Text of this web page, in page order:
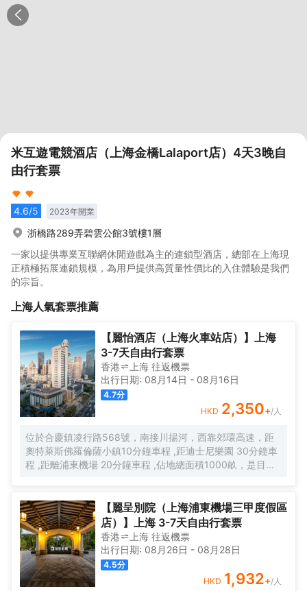
米互遊電競酒店（上海金橋Lalaport店）4天3晚自
由行套票
4.6/5 2023年開業
浙橋路289弄碧雲公館3號樓1層
一家以提供專業互聯網休閒遊戲為主的連鎖型酒店，總部在上海現
正積極拓展連鎖規模，為用戶提供高質量性價比的入住體驗是我們
的宗旨。
上海人氣套票推薦
【麗怡酒店（上海火車站店）】上海
3-7天自由行套票
香港 上海 往返機票
出行日期: 08月14日 - 08月16日
4.7分
HKD 2,350+/人
位於合慶鎮凌行路568號，南接川揚河，西靠郊環高速，距
奧特萊斯佛羅倫薩小鎮10分鐘車程 ,距迪士尼樂園 30分鐘車
程 ,距離浦東機場 20分鐘車程 ,佔地總面積1000畝，是目前
培訓於一體的綜合度假景區。 酒店整體以蘇式園林為主調，
精緻、古樸的四合院酒店 古色古香、花草蘢葱、鳥語花香 配
以現代化的設施以及標準化、人性化的服務。
【麗呈別院（上海浦東機場三甲度假區
店）】上海 3-7天自由行套票
香港 上海 往返機票
出行日期: 08月26日 - 08月28日
4.5分
HKD 1,932+/人